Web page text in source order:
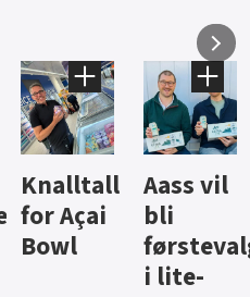
Brus og
jus fra
Berentsen
Hard
iste fra
Hansa